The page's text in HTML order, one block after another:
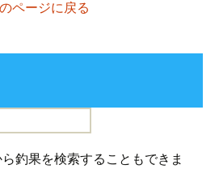
ページに戻る
釣果を検索することもできま